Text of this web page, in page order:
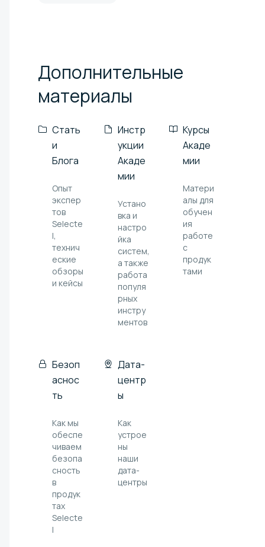
Дополнительные
материалы
Стать
и
Блога
Опыт
экспер
тов
Selecte
l,
технич
еские
обзоры
и кейсы
Инстр
укции
Акаде
мии
Устано
вка и
настро
йка
систем,
а также
работа
популя
рных
инстру
ментов
Курсы
Акаде
мии
Матери
алы для
обучен
ия
работе
с
продук
тами
Безоп
аснос
ть
Как мы
обеспе
чиваем
безопа
сность
в
продук
тах
Selecte
l
Дата-
центр
ы
Как
устрое
ны
наши
дата-
центры